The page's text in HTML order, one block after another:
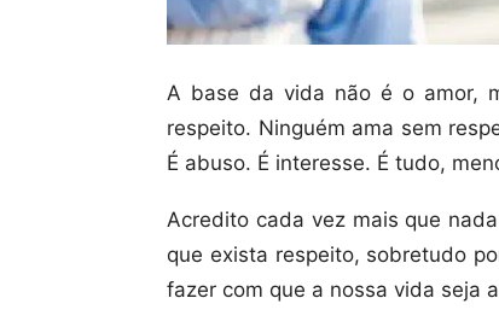
A base da vida não é o amor,
respeito. Ninguém ama sem
É abuso. É interesse. É tudo,
Acredito cada vez mais que
que exista respeito, sobretudo
fazer com que a nossa vida seja